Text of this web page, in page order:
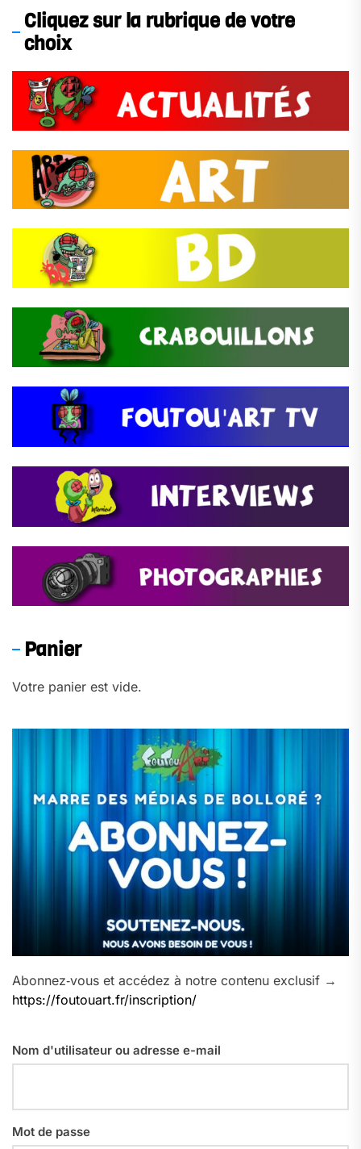
Cliquez sur la rubrique de votre
choix
Panier
Votre panier est vide.
Abonnez‑vous et accédez à notre contenu exclusif →
https://foutouart.fr/inscription/
Nom d'utilisateur ou adresse e-mail
Mot de passe